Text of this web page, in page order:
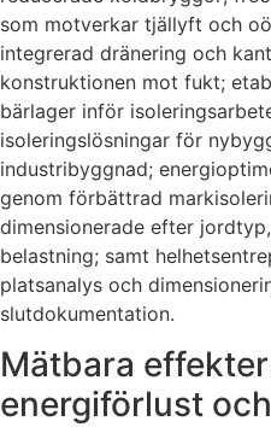
som motverkar tjällyft och
integrerad dränering och
konstruktionen mot fukt;
bärlager inför
isoleringslösningar för
industribyggnad;
genom förbättrad
dimensionerade efter
belastning; samt
platsanalys och
slutdokumentation.
Mätbara
energiförlust